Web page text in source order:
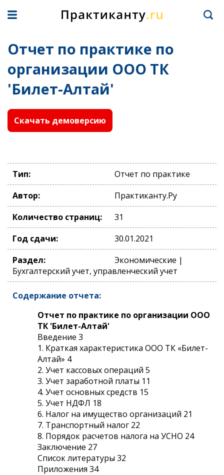
Отчет по практике по
организации ООО ТК
'Билет-Алтай'
Скачать демоверсию
Тип:
Отчет по практике
Автор:
Практиканту.Ру
Количество страниц:
31
Год сдачи:
30.01.2021
Раздел:
Экономические |
Бухгалтерский учет, управленческий учет
Содержание отчета:
Отчет по практике по организации ООО
ТК 'Билет-Алтай'
Введение 3
1. Краткая характеристика ООО ТК «Билет-
Алтай» 4
2. Учет кассовых операций 5
3. Учет заработной платы 11
4. Учет основных средств 15
5. Учет НДФЛ 18
6. Налог на имущество организаций 21
7. Транспортный налог 22
8. Порядок расчетов налога на УСНО 24
Заключение 27
Список литературы 32
Приложения 34